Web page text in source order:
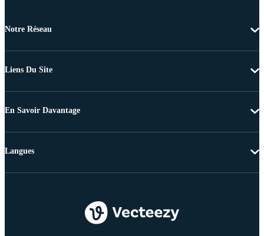
Notre Réseau
Liens Du Site
En Savoir Davantage
Langues